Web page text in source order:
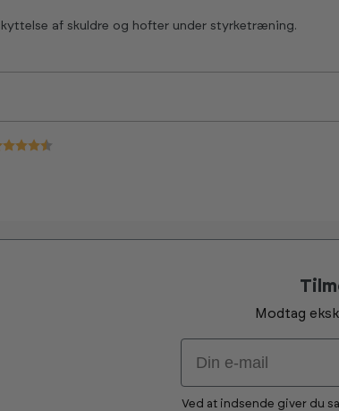
af skuldre og hofter under styrketræning.
Modtag
Email
Ved at indsende giver du